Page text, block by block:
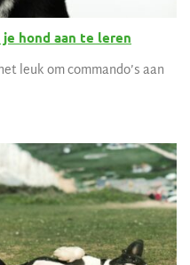
je hond aan te leren
leuk om commando’s aan